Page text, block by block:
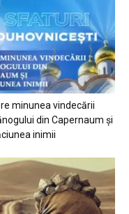
minunea vindecării
din Capernaum și
inimii